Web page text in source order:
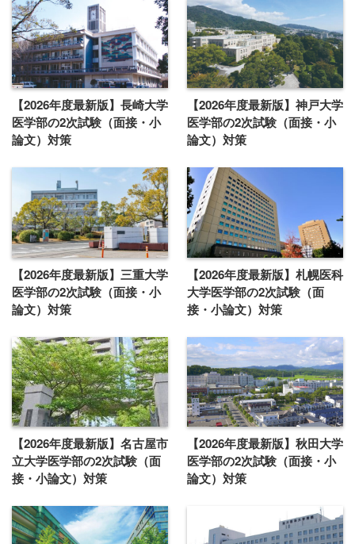
【2026年度最新版】長崎大学
医学部の2次試験（面接・小
論文）対策
【2026年度最新版】神戸大学
医学部の2次試験（面接・小
論文）対策
【2026年度最新版】三重大学
医学部の2次試験（面接・小
論文）対策
【2026年度最新版】札幌医科
大学医学部の2次試験（面
接・小論文）対策
【2026年度最新版】名古屋市
立大学医学部の2次試験（面
接・小論文）対策
【2026年度最新版】秋田大学
医学部の2次試験（面接・小
論文）対策